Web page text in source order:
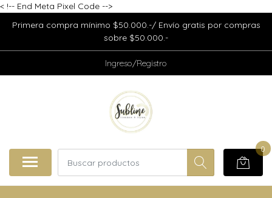
< !-- End Meta Pixel Code -->
Primera compra mínimo $50.000.-/ Envío gratis por compras
sobre $50.000.-
Ingreso/Registro
0